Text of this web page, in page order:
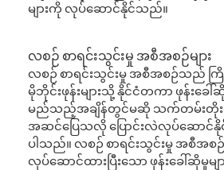
များကို လုပ်ဆောင်နိုင်သည်။
လစဉ် စာရင်းသွင်းမှု အစီအစဉ်များ
လစဉ် စာရင်းသွင်းမှု အစီအစဉ်သည် ကြိုး
မိုဘိုင်းဖုန်းများသို့ နိုင်ငံတကာ ဖုန်းခေါ်ဆို
မည်သည့်အချိန်တွင်မဆို သက်တမ်းတိုး
အဆင်ပြေသလို ပြောင်းလဲလုပ်ဆောင်
ပါသည်။ လစဉ် စာရင်းသွင်းမှု အစီအ
လုပ်ဆောင်ထားပြီးသော ဖုန်းခေါ်ဆိုမှု